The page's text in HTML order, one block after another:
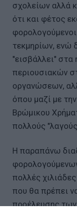
σχολείων αλλά
ότι και φέτος
τεκμηρίων, ενώ
"εισβάλλει"
περιουσιακών
οργανώσεων,
όπου μαζί με
Βρώμικου
πολλούς
Η παραπάνω
πολλές
που θα πρέπει
προέλευσης